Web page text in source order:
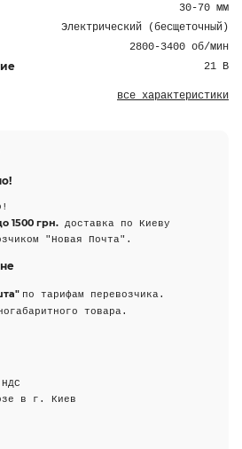
30-70 мм
Электрический (бесщеточный)
2800-3400 об/мин
21 В
все характеристики
1500 грн. доставка по Киеву
"Новая Почта".
по тарифам перевозчика.
товара.
в г. Киев